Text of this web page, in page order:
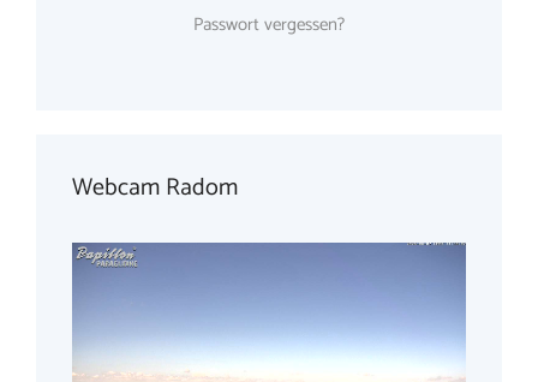
Passwort vergessen?
Webcam Radom